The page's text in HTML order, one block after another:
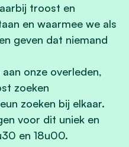
troost en
en waarmee we als
geven dat niemand
onze overleden,
zoeken
zoeken bij elkaar.
voor dit uniek en
en 18u00.